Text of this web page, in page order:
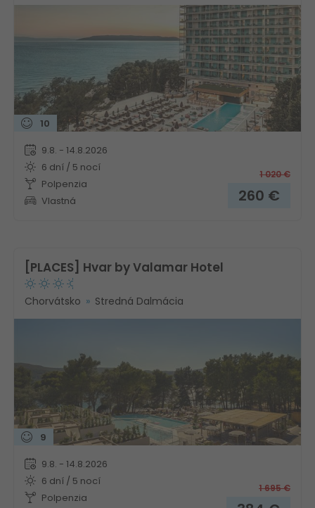
10
9.8. - 14.8.2026
6 dní / 5 nocí
Polpenzia
Vlastná
1 020€
260 €
[PLACES] Hvar by Valamar Hotel
Chorvátsko Stredná Dalmácia
9
9.8. - 14.8.2026
6 dní / 5 nocí
Polpenzia
1 695€